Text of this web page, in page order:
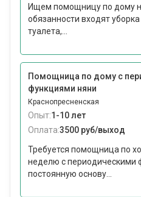
Ищем помощницу по дому
обязанности входят
туалета,...
Помощница по дому с
функциями няни
Краснопресненская
Опыт:1-10 лет
Оплата:3500 руб/выход
Требуется помощница по
неделю с периодическими
постоянную основу...